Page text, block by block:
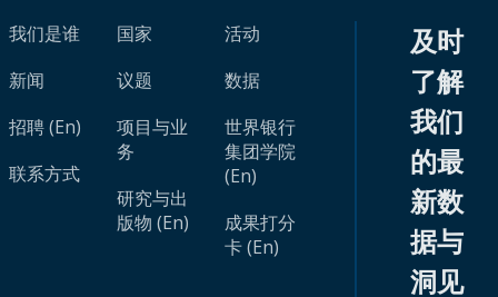
我们是谁
新闻
招聘 (En)
联系方式
国家
议题
项目与业
务
研究与出
版物 (En)
活动
数据
世界银行
集团学院
(En)
成果打分
卡 (En)
及时
了解
我们
的最
新数
据与
洞见